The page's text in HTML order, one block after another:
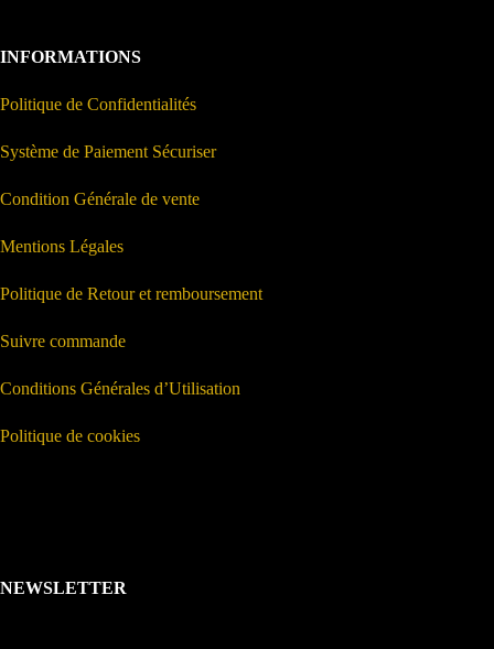
INFORMATIONS
Politique de Confidentialités
Système de Paiement Sécuriser
Condition Générale de vente
Mentions Légales
Politique de Retour et remboursement
Suivre commande
Conditions Générales d’Utilisation
Politique de cookies
NEWSLETTER